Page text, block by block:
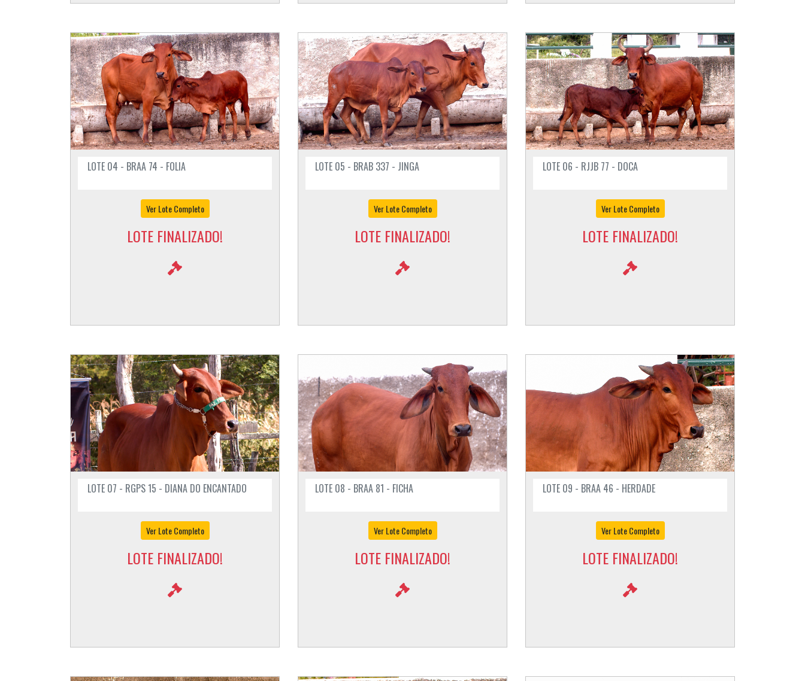
LOTE 04 - BRAA 74 - FOLIA
Ver Lote Completo
LOTE FINALIZADO!
LOTE 05 - BRAB 337 - JINGA
Ver Lote Completo
LOTE FINALIZADO!
LOTE 06 - RJJB 77 - DOCA
Ver Lote Completo
LOTE FINALIZADO!
LOTE 07 - RGPS 15 - DIANA DO ENCANTADO
Ver Lote Completo
LOTE FINALIZADO!
LOTE 08 - BRAA 81 - FICHA
Ver Lote Completo
LOTE FINALIZADO!
LOTE 09 - BRAA 46 - HERDADE
Ver Lote Completo
LOTE FINALIZADO!